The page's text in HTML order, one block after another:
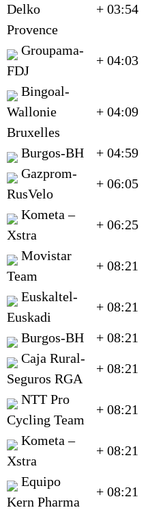
Delko
Provence
+ 03:54
Groupama-
FDJ
+ 04:03
Bingoal-
Wallonie
Bruxelles
+ 04:09
Burgos-BH + 04:59
Gazprom-
RusVelo
+ 06:05
Kometa –
Xstra
+ 06:25
Movistar
Team
+ 08:21
Euskaltel-
Euskadi
+ 08:21
Burgos-BH + 08:21
Caja Rural-
Seguros RGA
+ 08:21
NTT Pro
Cycling Team
+ 08:21
Kometa –
Xstra
+ 08:21
Equipo
Kern Pharma
+ 08:21